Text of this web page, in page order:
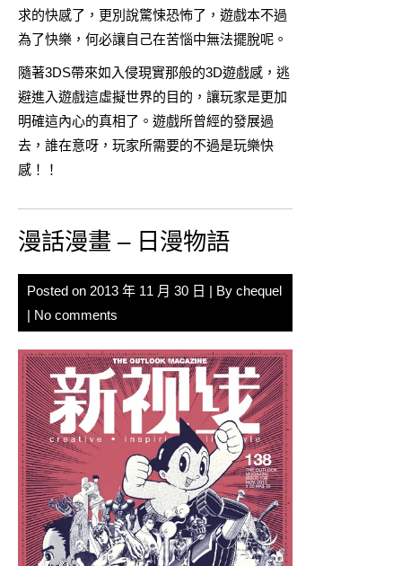
求的快感了，更別說驚悚恐怖了，遊戲本不過
為了快樂，何必讓自己在苦惱中無法擺脫呢。
隨著3DS帶來如入侵現實那般的3D遊戲感，逃
避進入遊戲這虛擬世界的目的，讓玩家是更加
明確這內心的真相了。遊戲所曾經的發展過
去，誰在意呀，玩家所需要的不過是玩樂快
感！！
漫話漫畫 – 日漫物語
Posted on 2013 年 11 月 30 日 | By chequel
No comments